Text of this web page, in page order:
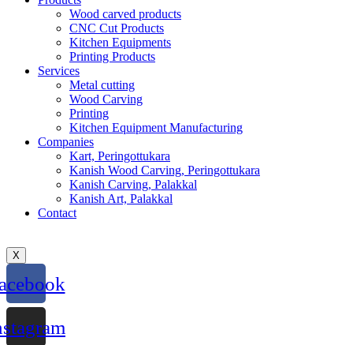
Wood carved products
CNC Cut Products
Kitchen Equipments
Printing Products
Services
Metal cutting
Wood Carving
Printing
Kitchen Equipment Manufacturing
Companies
Kart, Peringottukara
Kanish Wood Carving, Peringottukara
Kanish Carving, Palakkal
Kanish Art, Palakkal
Contact
X